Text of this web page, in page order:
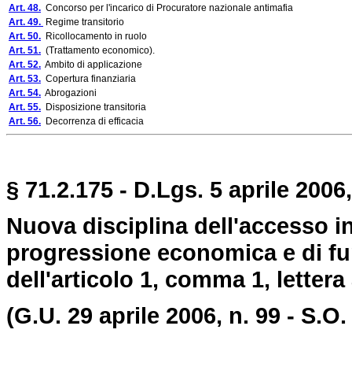
Art. 48. Concorso per l'incarico di Procuratore nazionale antimafia
Art. 49. Regime transitorio
Art. 50. Ricollocamento in ruolo
Art. 51. (Trattamento economico).
Art. 52. Ambito di applicazione
Art. 53. Copertura finanziaria
Art. 54. Abrogazioni
Art. 55. Disposizione transitoria
Art. 56. Decorrenza di efficacia
§ 71.2.175 - D.Lgs. 5 aprile
Nuova disciplina dell'accesso
progressione economica e di
dell'articolo 1, comma 1,
(G.U. 29 aprile 2006, n. 99 -